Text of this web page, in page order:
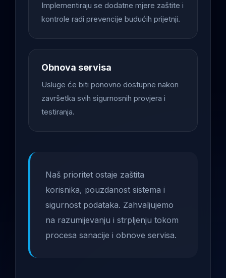
Implementiraju se dodatne mjere zaštite i
kontrole radi prevencije budućih prijetnji.
Obnova servisa
Usluge će biti ponovno dostupne nakon
završetka svih sigurnosnih provjera i
testiranja.
Naš prioritet ostaje zaštita
korisnika, pouzdanost sistema i
sigurnost podataka. Zahvaljujemo
na razumijevanju i strpljenju tokom
procesa sanacije i obnove servisa.